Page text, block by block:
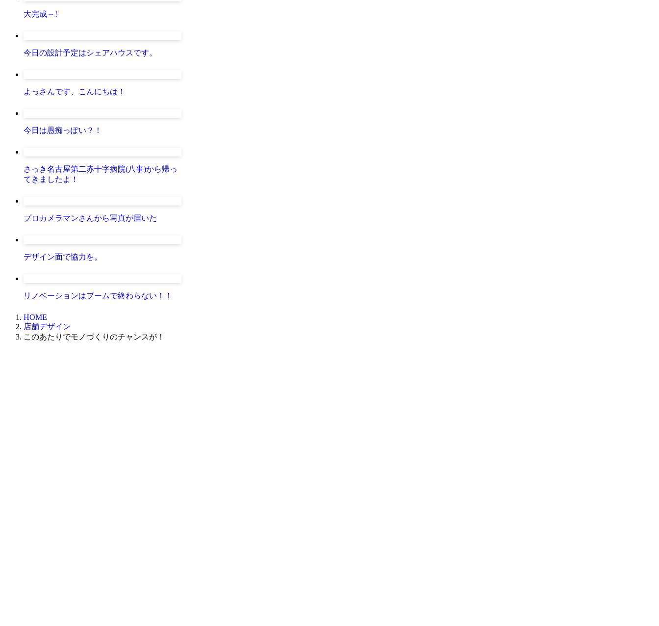
大完成～!
今日の設計予定はシェアハウスです。
よっさんです、こんにちは！
今日は愚痴っぽい？！
さっき名古屋第二赤十字病院(八事)から帰っ
てきましたよ！
プロカメラマンさんから写真が届いた
デザイン面で協力を。
リノベーションはブームで終わらない！！
HOME
店舗デザイン
このあたりでモノづくりのチャンスが！